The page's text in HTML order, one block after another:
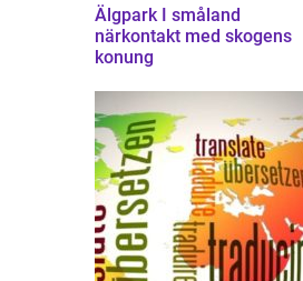
Älgpark I småland
närkontakt med skogens
konung